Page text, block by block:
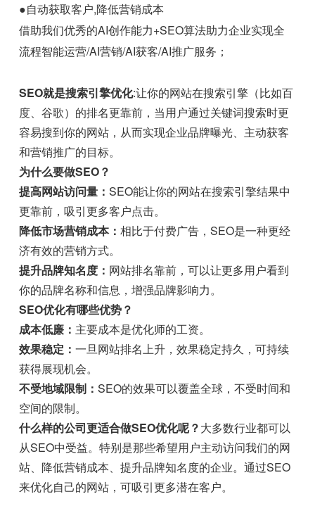
●自动获取客户,降低营销成本
借助我们优秀的AI创作能力+SEO算法助力企业实现全
流程智能运营/AI营销/AI获客/AI推广服务；
SEO就是搜索引擎优化:让你的网站在搜索引擎（比如百
度、谷歌）的排名更靠前，当用户通过关键词搜索时更
容易搜到你的网站，从而实现企业品牌曝光、主动获客
和营销推广的目标。
为什么要做SEO？
提高网站访问量：SEO能让你的网站在搜索引擎结果中
更靠前，吸引更多客户点击。
降低市场营销成本：相比于付费广告，SEO是一种更经
济有效的营销方式。
提升品牌知名度： 网站排名靠前，可以让更多用户看到
你的品牌名称和信息，增强品牌影响力。
SEO优化有哪些优势？
成本低廉： 主要成本是优化师的工资。
效果稳定：一旦网站排名上升，效果稳定持久，可持续
获得展现机会。
不受地域限制：SEO的效果可以覆盖全球，不受时间和
空间的限制。
什么样的公司更适合做SEO优化呢？大多数行业都可以
从SEO中受益。特别是那些希望用户主动访问我们的网
站、降低营销成本、提升品牌知名度的企业。通过SEO
来优化自己的网站，可吸引更多潜在客户。